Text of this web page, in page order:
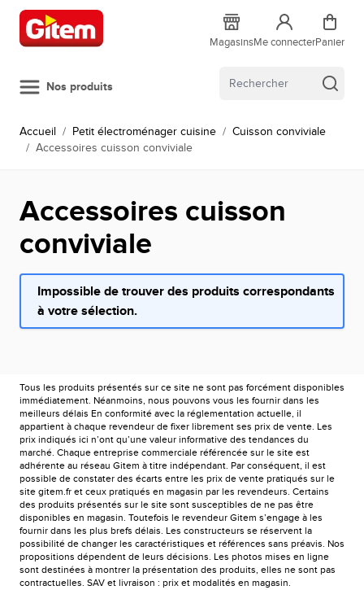
Allez au contenu
MagasinsMe connecterPanier
Nos produits
Accueil / Petit électroménager cuisine / Cuisson conviviale
/ Accessoires cuisson conviviale
Accessoires cuisson
conviviale
Impossible de trouver des produits correspondants
à votre sélection.
Tous les produits présentés sur ce site ne sont pas forcément disponibles
immédiatement. Néanmoins, nous pouvons vous les fournir dans les
meilleurs délais En conformité avec la réglementation actuelle, il
appartient à chaque revendeur de fixer librement ses prix de vente. Les
prix indiqués ici n’ont qu’une valeur informative des tendances du
marché. Chaque entreprise commerciale référencée sur le site est
adhérente au réseau Gitem à titre indépendant. Par conséquent, il est
possible de constater des écarts entre les prix de vente pratiqués sur le
site gitem.fr et ceux pratiqués en magasin par les revendeurs. Certains
des produits présentés sur le site sont susceptibles de ne pas être
disponibles en magasin. Toutefois le revendeur Gitem s’engage à les
fournir dans les plus brefs délais. Les constructeurs se réservent la
possibilité de changer les caractéristiques et références sans préavis. Nos
propositions dépendent de leurs décisions. Les photos mises en ligne
sont destinées à montrer la présentation des produits, elles ne sont pas
contractuelles. SAV et livraison : prix et modalités en magasin.